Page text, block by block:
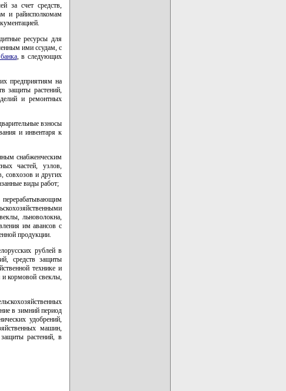
за счет средств,
и райисполкомам
ресурсы для
ими ссудам, с
, в следующих
предприятиям на
защиты растений,
и ремонтных
взносы
и инвентаря к
снабженческим
частей, узлов,
совхозов и других
виды работ;
льноволокна,
им авансов с
продукции.
рублей в
средств защиты
технике и
кормовой свеклы,
в зимний период
удобрений,
машин,
растений, в